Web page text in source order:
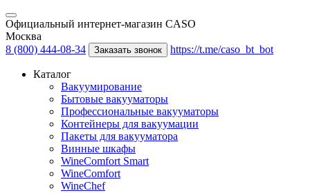
Официальный интернет-магазин CASO
Москва
8 (800) 444-08-34
Заказать звонок https://t.me/caso_bt_bot
Каталог
Вакуумирование
Бытовые вакууматоры
Профессиональные вакууматоры
Контейнеры для вакуумации
Пакеты для вакууматора
Винные шкафы
WineComfort Smart
WineComfort
WineChef